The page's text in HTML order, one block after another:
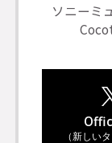
ソニーミ
（新しい